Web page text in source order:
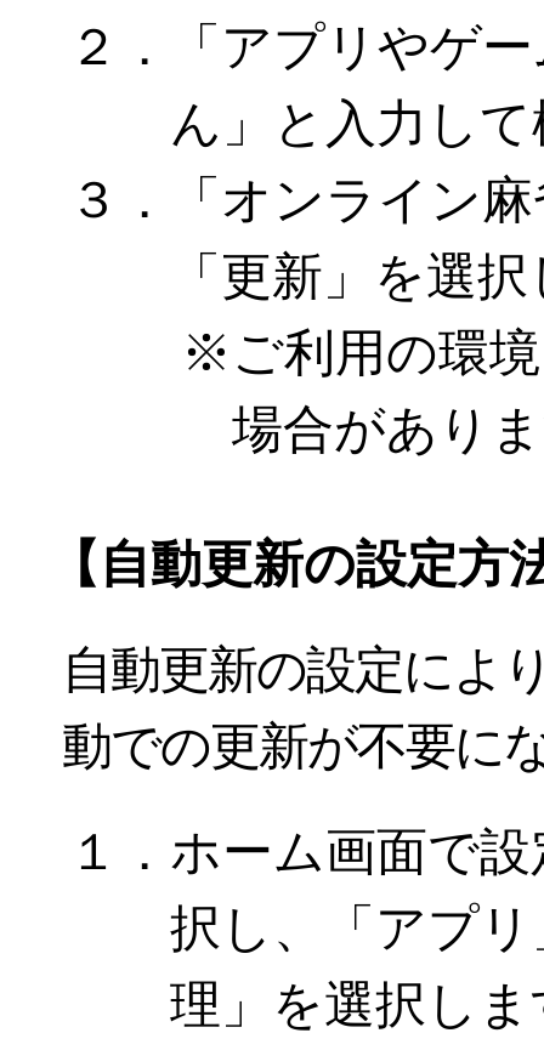
２．「アプリやゲ
ん」と入力し
３．「オンライン
「更新」を選
ご利用の環
場合があり
【自動更新の設定方
自動更新の設定によ
動での更新が不要に
１．ホーム画面で
択し、「アプ
理」を選択しま